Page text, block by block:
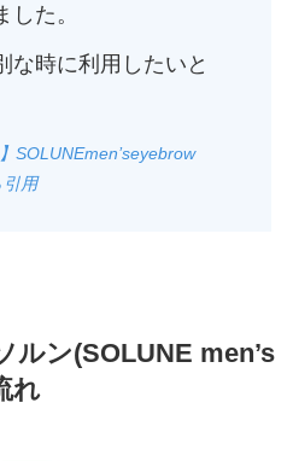
た。
な時に利用したいと
SOLUNEmen’seyebrow
用
ルン(SOLUNE men’s
れ